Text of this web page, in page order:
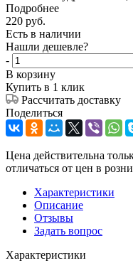
Подробнее
220 руб.
Есть в наличии
Нашли дешевле?
-
В корзину
Купить в 1 клик
Рассчитать доставку
Поделиться
Цена действительна
отличаться от цен в
Характеристики
Описание
Отзывы
Задать вопрос
Характеристики